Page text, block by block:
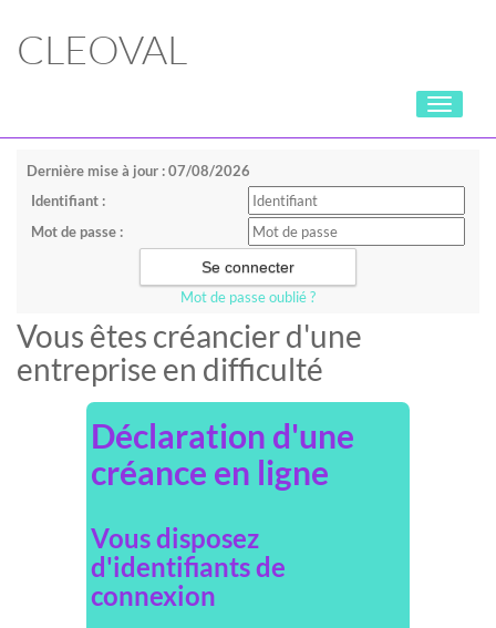
CLEOVAL
Toggle
Dernière mise à jour : 07/08/2026
Identifiant :
Mot de passe :
Mot de passe oublié ?
Vous êtes créancier d'une
entreprise en difficulté
Déclaration d'une
créance en ligne
Vous disposez
d'identifiants de
connexion